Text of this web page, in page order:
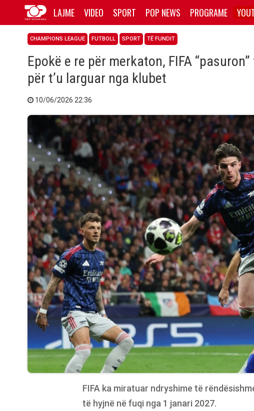
LAJME VIDEO SPORT POP NEWS PROGRAME
CHAMPIONS LEAGUE FUTBOLL SPORT TË FUNDIT
Epokë e re për merkaton, FIFA
për t’u larguar nga klubet
10/06/2026 22:36
FIFA ka miratuar ndryshime të
të hyjnë në fuqi nga 1 janari 2027.